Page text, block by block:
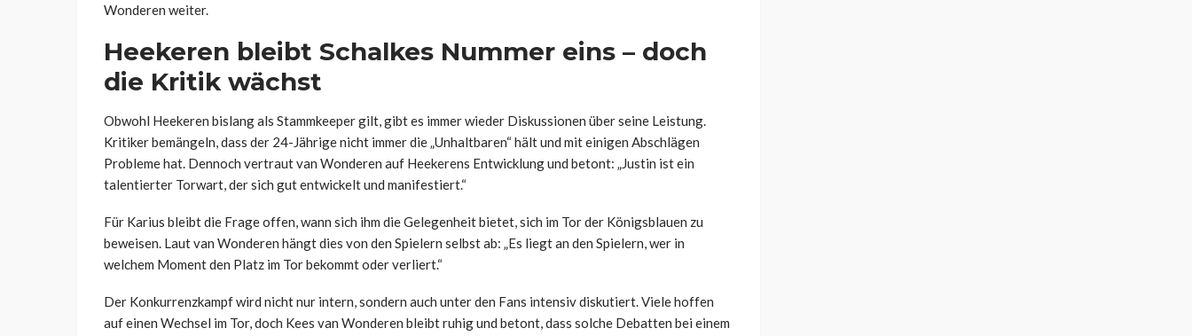
Wonderen weiter.
Heekeren bleibt Schalkes Nummer eins – doch
die Kritik wächst
Obwohl Heekeren bislang als Stammkeeper gilt, gibt es immer wieder Diskussionen über seine Leistung.
Kritiker bemängeln, dass der 24-Jährige nicht immer die „Unhaltbaren“ hält und mit einigen Abschlägen
Probleme hat. Dennoch vertraut van Wonderen auf Heekerens Entwicklung und betont: „Justin ist ein
talentierter Torwart, der sich gut entwickelt und manifestiert.“
Für Karius bleibt die Frage offen, wann sich ihm die Gelegenheit bietet, sich im Tor der Königsblauen zu
beweisen. Laut van Wonderen hängt dies von den Spielern selbst ab: „Es liegt an den Spielern, wer in
welchem Moment den Platz im Tor bekommt oder verliert.“
Der Konkurrenzkampf wird nicht nur intern, sondern auch unter den Fans intensiv diskutiert. Viele hoffen
auf einen Wechsel im Tor, doch Kees van Wonderen bleibt ruhig und betont, dass solche Debatten bei einem